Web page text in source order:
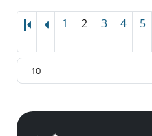
1 2 3 4 5